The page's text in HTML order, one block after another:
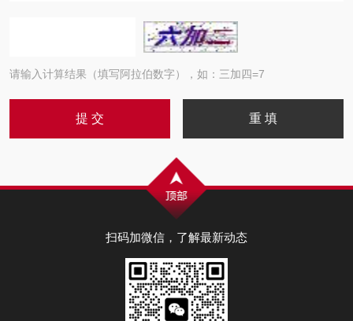
请输入计算结果（填写阿拉伯数字），如：三加四=7
扫码加微信，了解最新动态